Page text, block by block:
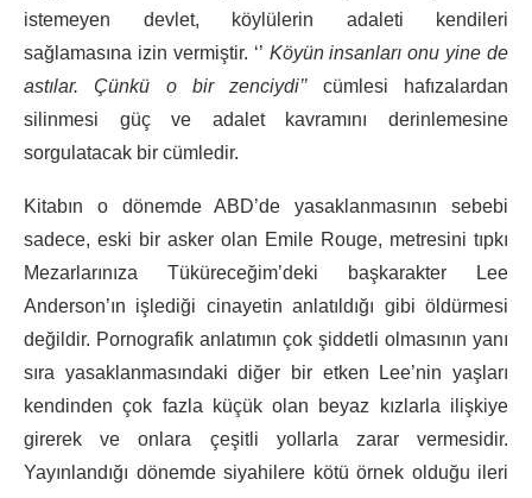
istemeyen devlet, köylülerin adaleti kendileri
sağlamasına izin vermiştir. ‘’ Köyün insanları onu yine de
astılar. Çünkü o bir zenciydi’’ cümlesi hafızalardan
silinmesi güç ve adalet kavramını derinlemesine
sorgulatacak bir cümledir.
Kitabın o dönemde ABD’de yasaklanmasının sebebi
sadece, eski bir asker olan Emile Rouge, metresini tıpkı
Mezarlarınıza Tüküreceğim’deki başkarakter Lee
Anderson’ın işlediği cinayetin anlatıldığı gibi öldürmesi
değildir. Pornografik anlatımın çok şiddetli olmasının yanı
sıra yasaklanmasındaki diğer bir etken Lee’nin yaşları
kendinden çok fazla küçük olan beyaz kızlarla ilişkiye
girerek ve onlara çeşitli yollarla zarar vermesidir.
Yayınlandığı dönemde siyahilere kötü örnek olduğu ileri